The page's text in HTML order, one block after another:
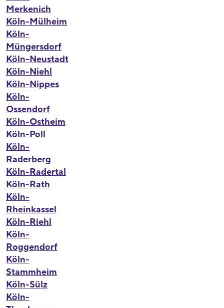
Merkenich
Köln-Mülheim
Köln-
Müngersdorf
Köln-Neustadt
Köln-Niehl
Köln-Nippes
Köln-
Ossendorf
Köln-Ostheim
Köln-Poll
Köln-
Raderberg
Köln-Radertal
Köln-Rath
Köln-
Rheinkassel
Köln-Riehl
Köln-
Roggendorf
Köln-
Stammheim
Köln-Sülz
Köln-